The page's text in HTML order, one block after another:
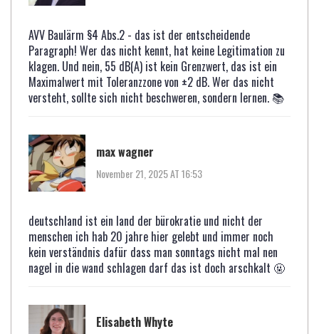
AVV Baulärm §4 Abs.2 - das ist der entscheidende
Paragraph! Wer das nicht kennt, hat keine Legitimation zu
klagen. Und nein, 55 dB(A) ist kein Grenzwert, das ist ein
Maximalwert mit Toleranzzone von ±2 dB. Wer das nicht
versteht, sollte sich nicht beschweren, sondern lernen. 📚
max wagner
November 21, 2025 AT 16:53
deutschland ist ein land der bürokratie und nicht der
menschen ich hab 20 jahre hier gelebt und immer noch
kein verständnis dafür dass man sonntags nicht mal nen
nagel in die wand schlagen darf das ist doch arschkalt 🤬
Elisabeth Whyte